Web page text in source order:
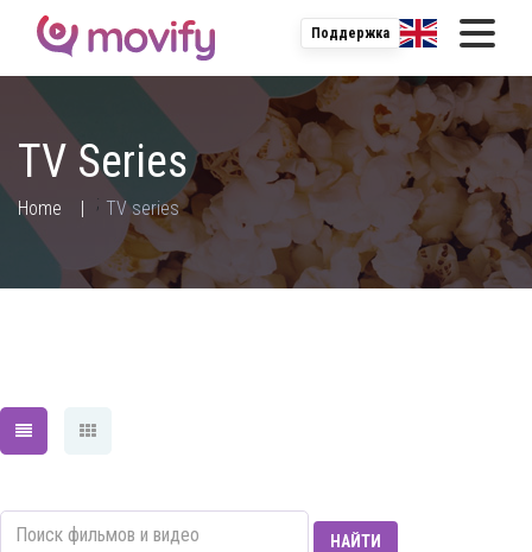
Поддержка
TV Series
Home ; TV series
НАЙТИ